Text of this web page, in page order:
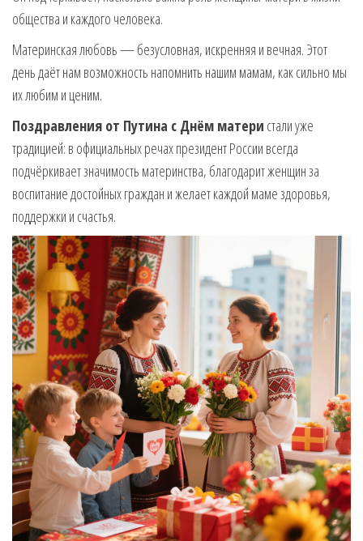
общества и каждого человека.
Материнская любовь — безусловная, искренняя и вечная. Этот
день даёт нам возможность напомнить нашим мамам, как сильно мы
их любим и ценим.
Поздравления от Путина с Днём матери стали уже
традицией: в официальных речах президент России всегда
подчёркивает значимость материнства, благодарит женщин за
воспитание достойных граждан и желает каждой маме здоровья,
поддержки и счастья.